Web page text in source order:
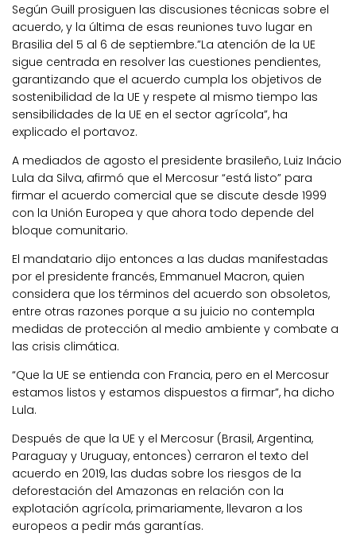
Según Guill prosiguen las discusiones técnicas sobre el
acuerdo, y la última de esas reuniones tuvo lugar en
Brasilia del 5 al 6 de septiembre.”La atención de la UE
sigue centrada en resolver las cuestiones pendientes,
garantizando que el acuerdo cumpla los objetivos de
sostenibilidad de la UE y respete al mismo tiempo las
sensibilidades de la UE en el sector agrícola”, ha
explicado el portavoz.
A mediados de agosto el presidente brasileño, Luiz Inácio
Lula da Silva, afirmó que el Mercosur “está listo” para
firmar el acuerdo comercial que se discute desde 1999
con la Unión Europea y que ahora todo depende del
bloque comunitario.
El mandatario dijo entonces a las dudas manifestadas
por el presidente francés, Emmanuel Macron, quien
considera que los términos del acuerdo son obsoletos,
entre otras razones porque a su juicio no contempla
medidas de protección al medio ambiente y combate a
las crisis climática.
“Que la UE se entienda con Francia, pero en el Mercosur
estamos listos y estamos dispuestos a firmar”, ha dicho
Lula.
Después de que la UE y el Mercosur (Brasil, Argentina,
Paraguay y Uruguay, entonces) cerraron el texto del
acuerdo en 2019, las dudas sobre los riesgos de la
deforestación del Amazonas en relación con la
explotación agrícola, primariamente, llevaron a los
europeos a pedir más garantías.